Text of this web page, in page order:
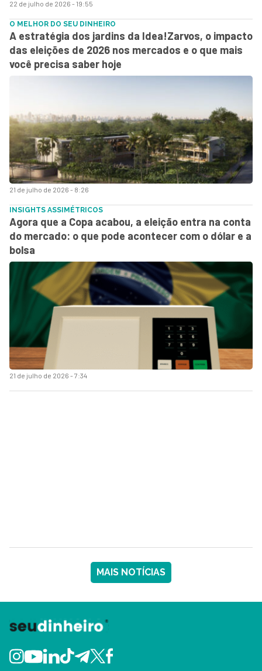
22 de julho de 2026 - 19:55
21 de julho de 2026 - 8:26
O MELHOR DO SEU DINHEIRO
A estratégia dos jardins da Idea!Zarvos, o impacto
das eleições de 2026 nos mercados e o que mais
você precisa saber hoje
21 de julho de 2026 - 7:34
INSIGHTS ASSIMÉTRICOS
Agora que a Copa acabou, a eleição entra na conta
do mercado: o que pode acontecer com o dólar e a
bolsa
MAIS NOTÍCIAS